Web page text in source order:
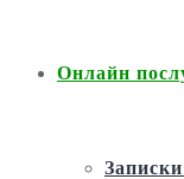
Онлайн
Записки